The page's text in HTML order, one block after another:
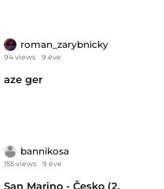
roman_zarybnicky
94 views 9 éve
aze ger
bannikosa
155 views 9 éve
San Marino - Česko (2.